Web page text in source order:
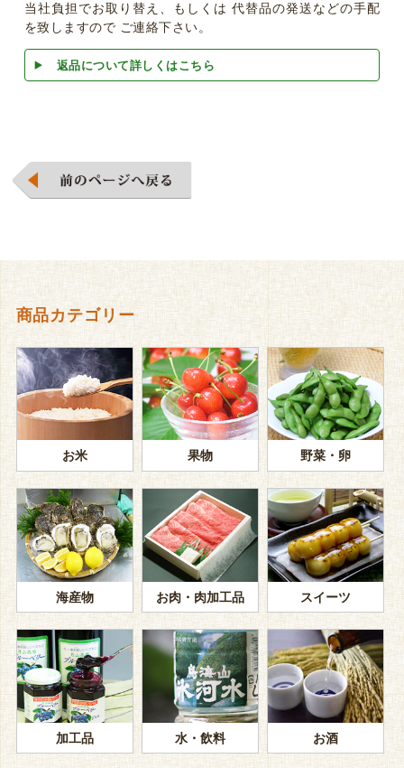
当社負担でお取り替え、もしくは 代替品の発送などの手配
を致しますので ご連絡下さい。
返品について詳しくはこちら
商品カテゴリー
お米 果物 野菜・卵
海産物 お肉・肉加工品 スイーツ
加工品 水・飲料 お酒